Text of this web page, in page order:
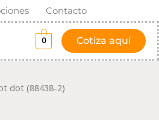
Contacto
0 Cotiza aquí
dot (88438-2)